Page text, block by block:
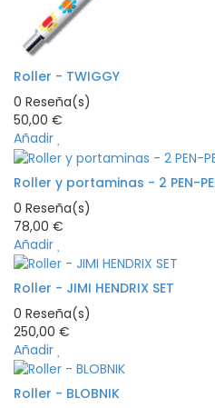
Roller - TWIGGY
0 Reseña(s)
50,00 €
Añadir
Roller y portaminas - 2 PEN-
0 Reseña(s)
78,00 €
Añadir
Roller - JIMI HENDRIX SET
0 Reseña(s)
250,00 €
Añadir
Roller - BLOBNIK